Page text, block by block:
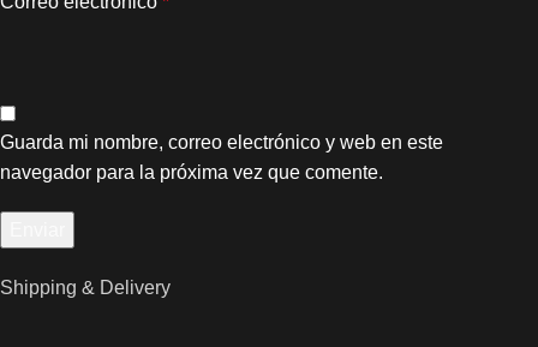
Guarda mi nombre, correo electrónico y web en este
navegador para la próxima vez que comente.
Shipping & Delivery